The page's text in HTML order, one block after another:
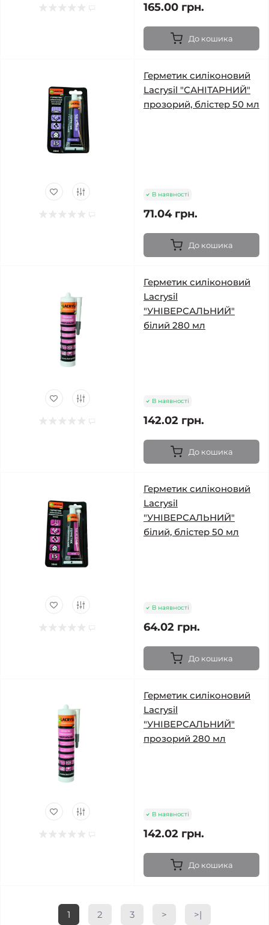
165.00 грн.
До кошика
Герметик силіконовий
Lacrysil "САНІТАРНИЙ"
прозорий, блістер 50 мл
В наявності
71.04 грн.
До кошика
Герметик силіконовий
Lacrysil
"УНІВЕРСАЛЬНИЙ"
білий 280 мл
В наявності
142.02 грн.
До кошика
Герметик силіконовий
Lacrysil
"УНІВЕРСАЛЬНИЙ"
білий, блістер 50 мл
В наявності
64.02 грн.
До кошика
Герметик силіконовий
Lacrysil
"УНІВЕРСАЛЬНИЙ"
прозорий 280 мл
В наявності
142.02 грн.
До кошика
1 2 3 > >|